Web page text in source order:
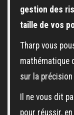
gestion des
taille de vos
Tharp vous
mathématique
sur la
Il ne vous dit
pour réussir,